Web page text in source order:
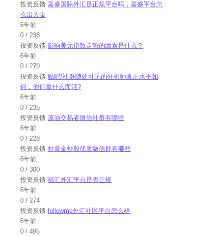
投资反馈 嘉盛国际外汇是正规平台吗，嘉盛平台怎
么出入金
6年前
0 / 238
投资反馈 影响美元指数走势的因素是什么？
6年前
0 / 270
投资反馈 贴吧/社群随处可见的分析师真正水平如
何，他们靠什么而活?
6年前
0 / 235
投资反馈 原油交易者微信社群有哪些
6年前
0 / 228
投资反馈 炒黄金炒股优质微信群有哪些
6年前
0 / 300
投资反馈 福汇外汇平台是否正规
6年前
0 / 274
投资反馈 followme外汇社区平台怎么样
6年前
0 / 495